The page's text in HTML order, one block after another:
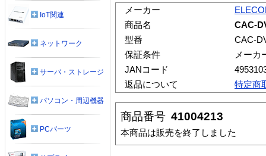
メーカー
商品名
CAC-
型番
CAC-
保証条件
メーカ
JANコード
返品について
特定商
商品番号 41004213
本商品は販売を終了しました
IoT関連
ネットワーク
サーバ・ストレージ
パソコン・周辺機器
PCパーツ